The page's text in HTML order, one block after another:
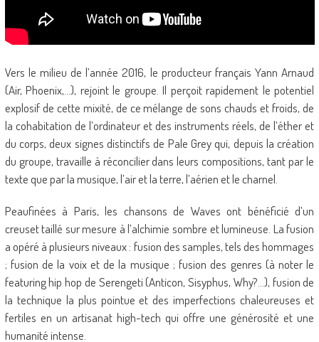
Vers le milieu de l’année 2016, le producteur français Yann Arnaud
(Air, Phoenix,…), rejoint le groupe. Il perçoit rapidement le potentiel
explosif de cette mixité, de ce mélange de sons chauds et froids, de
la cohabitation de l’ordinateur et des instruments réels, de l’éther et
du corps, deux signes distinctifs de Pale Grey qui, depuis la création
du groupe, travaille à réconcilier dans leurs compositions, tant par le
texte que par la musique, l’air et la terre, l’aérien et le charnel.
Peaufinées à Paris, les chansons de Waves ont bénéficié d’un
creuset taillé sur mesure à l’alchimie sombre et lumineuse. La fusion
a opéré à plusieurs niveaux : fusion des samples, tels des hommages
; fusion de la voix et de la musique ; fusion des genres (à noter le
featuring hip hop de Serengeti (Anticon, Sisyphus, Why?…), fusion de
la technique la plus pointue et des imperfections chaleureuses et
fertiles en un artisanat high-tech qui offre une générosité et une
humanité intense.